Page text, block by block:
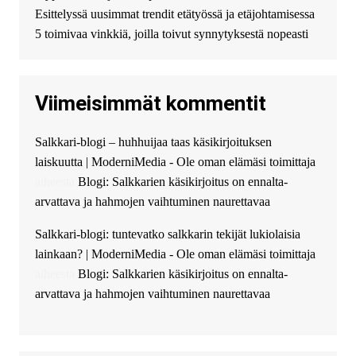
избыточных вопросов и
документов? Тогда обратитесь
guest_4889 :Cmon Suomi 👏
The Admin: High five! You’ve
successfully installed Simple
Ajax Chat.
Esittelyssä uusimmat trendit etätyössä ja etäjohtamisessa
5 toimivaa vinkkiä, joilla toivut synnytyksestä nopeasti
Viimeisimmät kommentit
Salkkari-blogi – huhhuijaa taas käsikirjoituksen
laiskuutta | ModerniMedia - Ole oman elämäsi toimittaja
Blogi: Salkkarien käsikirjoitus on ennalta-
arvattava ja hahmojen vaihtuminen naurettavaa
Salkkari-blogi: tuntevatko salkkarin tekijät lukiolaisia
lainkaan? | ModerniMedia - Ole oman elämäsi toimittaja
Blogi: Salkkarien käsikirjoitus on ennalta-
arvattava ja hahmojen vaihtuminen naurettavaa